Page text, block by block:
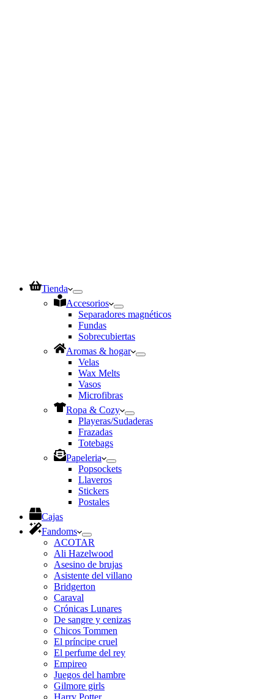
Tienda
Accesorios
Separadores magnéticos
Fundas
Sobrecubiertas
Aromas & hogar
Velas
Wax Melts
Vasos
Microfibras
Ropa & Cozy
Playeras/Sudaderas
Frazadas
Totebags
Papeleria
Popsockets
Llaveros
Stickers
Postales
Cajas
Fandoms
ACOTAR
Ali Hazelwood
Asesino de brujas
Asistente del villano
Bridgerton
Caraval
Crónicas Lunares
De sangre y cenizas
Chicos Tommen
El príncipe cruel
El perfume del rey
Empireo
Juegos del hambre
Gilmore girls
Harry Potter